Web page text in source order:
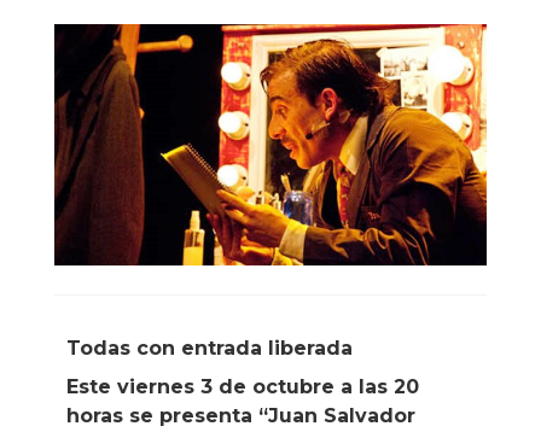
Todas con entrada liberada
Este viernes 3 de octubre a las 20
horas se presenta “Juan Salvador